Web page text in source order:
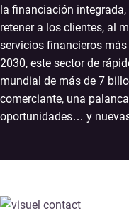
la financiación
retener a los clientes, al
servicios financieros
2030, este sector de
mundial de más de 7
comerciante, una
oportunidades… y